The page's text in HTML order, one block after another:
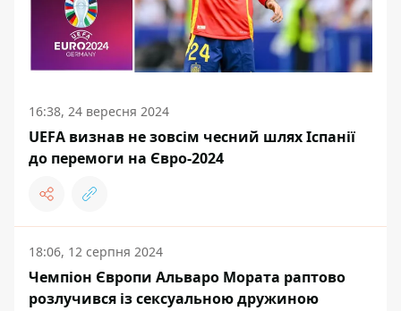
16:38, 24 вересня 2024
UEFA визнав не зовсім чесний шлях Іспанії
до перемоги на Євро-2024
18:06, 12 серпня 2024
Чемпіон Європи Альваро Мората раптово
розлучився із сексуальною дружиною